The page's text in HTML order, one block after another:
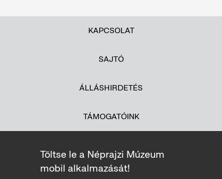
KAPCSOLAT
SAJTÓ
ÁLLÁSHIRDETÉS
TÁMOGATÓINK
Töltse le a Néprajzi Múzeum
mobil alkalmazását!